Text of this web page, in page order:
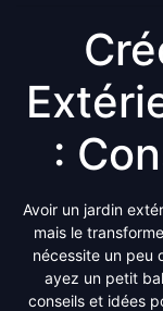
:
Avoir un jardin
mais le
nécessite un peu
ayez un petit
conseils et idées